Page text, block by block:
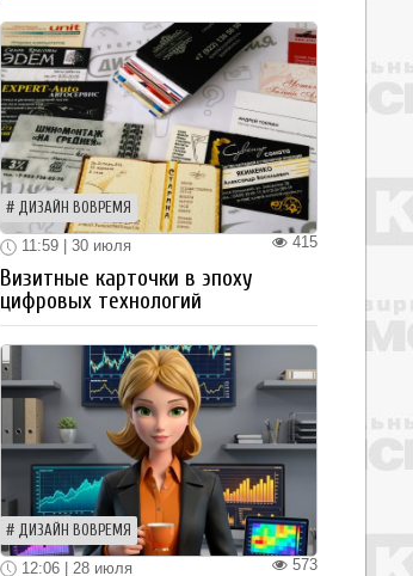
ДИЗАЙН ВОВРЕМЯ
415
11:59 | 30 июля
Визитные карточки в эпоху
цифровых технологий
ДИЗАЙН ВОВРЕМЯ
573
12:06 | 28 июля